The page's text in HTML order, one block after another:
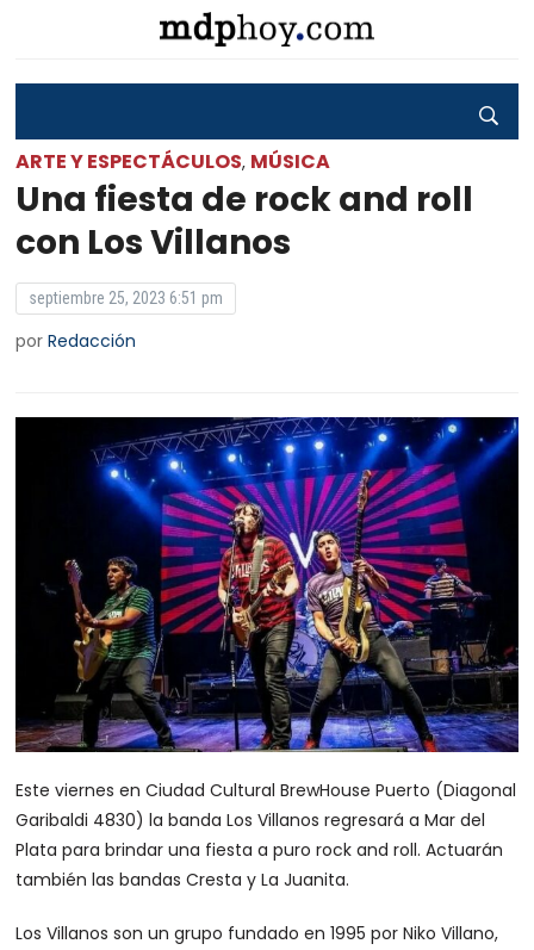
ARTE Y ESPECTÁCULOS, MÚSICA
Una fiesta de rock and roll
con Los Villanos
septiembre 25, 2023 6:51 pm
porRedacción
Este viernes en Ciudad Cultural BrewHouse Puerto (Diagonal
Garibaldi 4830) la banda Los Villanos regresará a Mar del
Plata para brindar una fiesta a puro rock and roll. Actuarán
también las bandas Cresta y La Juanita.
Los Villanos son un grupo fundado en 1995 por Niko Villano,